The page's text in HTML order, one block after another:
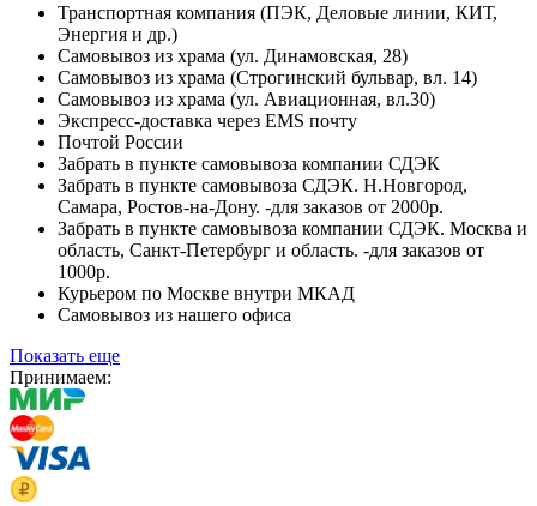
Транспортная компания (ПЭК, Деловые линии, КИТ,
Энергия и др.)
Самовывоз из храма (ул. Динамовская, 28)
Самовывоз из храма (Строгинский бульвар, вл. 14)
Самовывоз из храма (ул. Авиационная, вл.30)
Экспресс-доставка через EMS почту
Почтой России
Забрать в пункте самовывоза компании СДЭК
Забрать в пункте самовывоза СДЭК. Н.Новгород,
Самара, Ростов-на-Дону. -для заказов от 2000р.
Забрать в пункте самовывоза компании СДЭК. Москва и
область, Санкт-Петербург и область. -для заказов от
1000р.
Курьером по Москве внутри МКАД
Самовывоз из нашего офиса
Показать еще
Принимаем: